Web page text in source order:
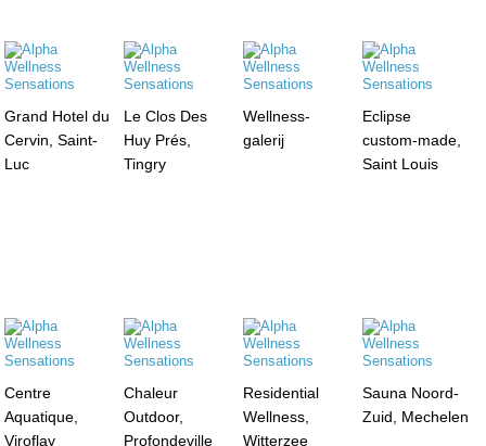
Grand Hotel du
Cervin, Saint-
Luc
Le Clos Des
Huy Prés,
Tingry
Wellness-
galerij
Eclipse
custom-made,
Saint Louis
Centre
Aquatique,
Viroflay
Chaleur
Outdoor,
Profondeville
Residential
Wellness,
Witterzee
Sauna Noord-
Zuid, Mechelen